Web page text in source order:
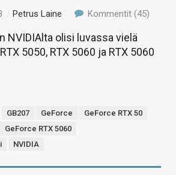
/Petrus Laine Kommentit (45)
NVIDIAlta olisi luvassa vielä
5050, RTX 5060 ja RTX 5060
GB207 GeForce
GeForce RTX 50
GeForce RTX 5060
NVIDIA